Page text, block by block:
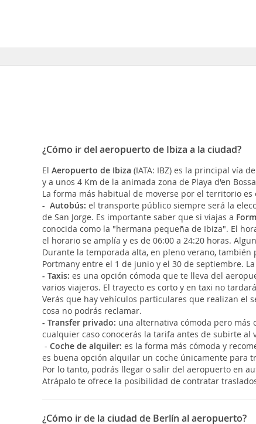
¿Cómo ir del aeropuerto de Ibiza a la ciudad?
El Aeropuerto de Ibiza (IATA: IBZ) es la principal vía
y a unos 4 Km de la animada zona de Playa d'en
La forma más habitual de moverse por el territorio
- Autobús: el transporte público siempre será la
de San Jorge. Es importante saber que si viajas a
conocida como la "hermana pequeña de Ibiza". El
el horario se amplía y es de 06:00 a 24:20 horas.
Durante la temporada alta, en pleno verano,
Portmany entre el 1 de junio y el 30 de septiembre.
- Taxis: es una opción cómoda que te lleva del
varios viajeros. El trayecto es corto y en taxi no
Verás que hay vehículos particulares que realizan el
cosa no podrás reclamar.
- Transfer privado: una alternativa cómoda pero más
cualquier caso conocerás la tarifa antes de subirte
- Coche de alquiler: es la forma más cómoda y
es buena opción alquilar un coche únicamente para
Por lo tanto, podrás llegar o salir del aeropuerto en
Atrápalo te ofrece la posibilidad de contratar
¿Cómo ir de la ciudad de Berlín al aeropuerto?